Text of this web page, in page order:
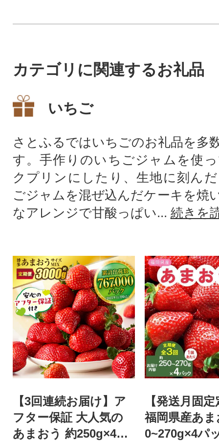
カテゴリに関連するお礼品
いちご
さとふるではいちごのお礼品を多
す。手作りのいちごジャムを使
クプリンにしたり、生地に刻ん
ごジャムを混ぜ込んだケーキを焼
なアレンジで甘酸っぱい... 続きを
【3回連続お届け】ア
フター保証 大人気の
あまおう 約250g×4P
【発送月固
福岡県産あ
0~270g×4パ